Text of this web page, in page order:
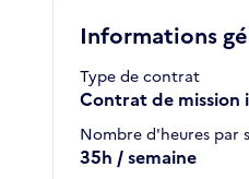
Informations
Type de contrat
Contrat de mission
Nombre d'heures par
35h / semaine